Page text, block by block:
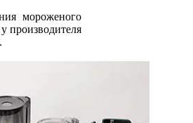
мороженого
производителя